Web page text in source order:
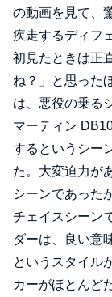
の動画を見て、
疾走するディフ
初見たときは正
ね？」と思った
は、悪役の乗る
マーティン
するというシー
た。大変迫力が
シーンであった
チェイスシーン
ダーは、良い意
というスタイル
カーがほとんど